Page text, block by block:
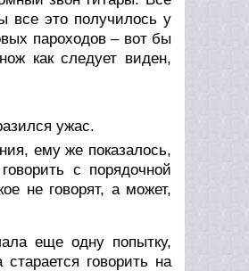
все это получилось у
пароходов – вот бы
как следует виден,
ужас.
ему же показалось,
с порядочной
не говорят, а может,
еще одну попытку,
говорить на